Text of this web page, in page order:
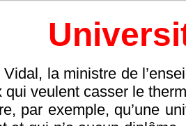
Vidal, la ministre de
qui veulent casser le
par exemple, qu’une